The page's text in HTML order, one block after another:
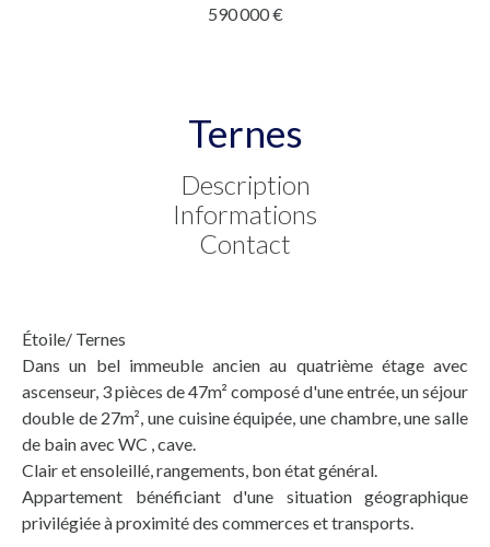
590 000 €
Ternes
Description
Informations
Contact
Étoile/ Ternes
Dans un bel immeuble ancien au quatrième étage avec
ascenseur, 3 pièces de 47m² composé d'une entrée, un séjour
double de 27m², une cuisine équipée, une chambre, une salle
de bain avec WC , cave.
Clair et ensoleillé, rangements, bon état général.
Appartement bénéficiant d'une situation géographique
privilégiée à proximité des commerces et transports.